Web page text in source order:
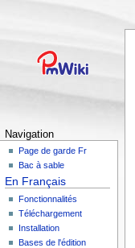
Navigation
Page de garde Fr
Bac à sable
En Français
Fonctionnalités
Téléchargement
Installation
Bases de l'édition